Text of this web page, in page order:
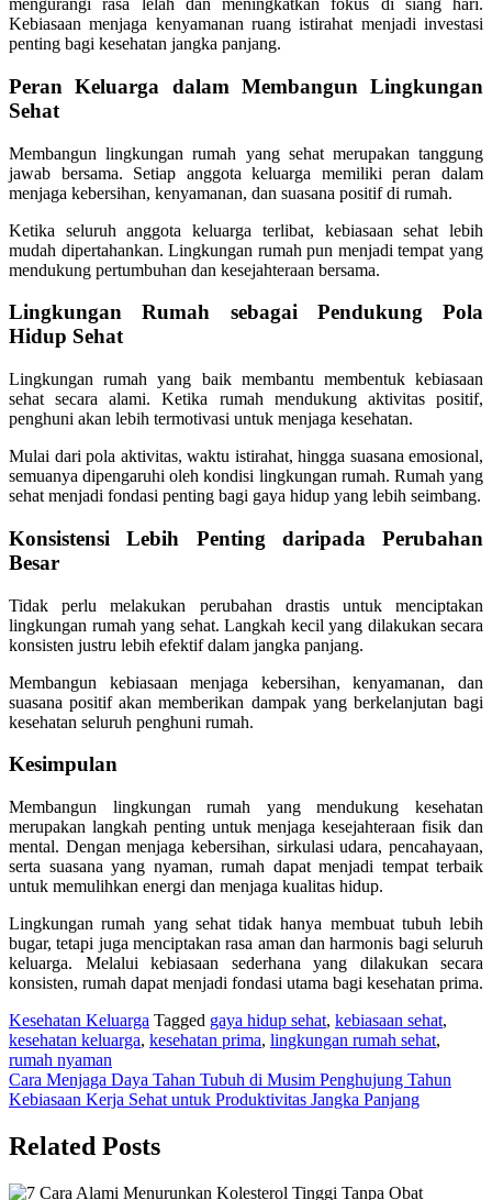
mengurangi rasa lelah dan meningkatkan fokus di siang hari.
Kebiasaan menjaga kenyamanan ruang istirahat menjadi investasi
penting bagi kesehatan jangka panjang.
Peran Keluarga dalam Membangun Lingkungan
Sehat
Membangun lingkungan rumah yang sehat merupakan tanggung
jawab bersama. Setiap anggota keluarga memiliki peran dalam
menjaga kebersihan, kenyamanan, dan suasana positif di rumah.
Ketika seluruh anggota keluarga terlibat, kebiasaan sehat lebih
mudah dipertahankan. Lingkungan rumah pun menjadi tempat yang
mendukung pertumbuhan dan kesejahteraan bersama.
Lingkungan Rumah sebagai Pendukung Pola
Hidup Sehat
Lingkungan rumah yang baik membantu membentuk kebiasaan
sehat secara alami. Ketika rumah mendukung aktivitas positif,
penghuni akan lebih termotivasi untuk menjaga kesehatan.
Mulai dari pola aktivitas, waktu istirahat, hingga suasana emosional,
semuanya dipengaruhi oleh kondisi lingkungan rumah. Rumah yang
sehat menjadi fondasi penting bagi gaya hidup yang lebih seimbang.
Konsistensi Lebih Penting daripada Perubahan
Besar
Tidak perlu melakukan perubahan drastis untuk menciptakan
lingkungan rumah yang sehat. Langkah kecil yang dilakukan secara
konsisten justru lebih efektif dalam jangka panjang.
Membangun kebiasaan menjaga kebersihan, kenyamanan, dan
suasana positif akan memberikan dampak yang berkelanjutan bagi
kesehatan seluruh penghuni rumah.
Kesimpulan
Membangun lingkungan rumah yang mendukung kesehatan
merupakan langkah penting untuk menjaga kesejahteraan fisik dan
mental. Dengan menjaga kebersihan, sirkulasi udara, pencahayaan,
serta suasana yang nyaman, rumah dapat menjadi tempat terbaik
untuk memulihkan energi dan menjaga kualitas hidup.
Lingkungan rumah yang sehat tidak hanya membuat tubuh lebih
bugar, tetapi juga menciptakan rasa aman dan harmonis bagi seluruh
keluarga. Melalui kebiasaan sederhana yang dilakukan secara
konsisten, rumah dapat menjadi fondasi utama bagi kesehatan prima.
Kesehatan Keluarga Tagged gaya hidup sehat, kebiasaan sehat,
kesehatan keluarga, kesehatan prima, lingkungan rumah sehat,
rumah nyaman
Navigasi
pos
Cara Menjaga Daya Tahan Tubuh di Musim Penghujung Tahun
Kebiasaan Kerja Sehat untuk Produktivitas Jangka Panjang
Related Posts